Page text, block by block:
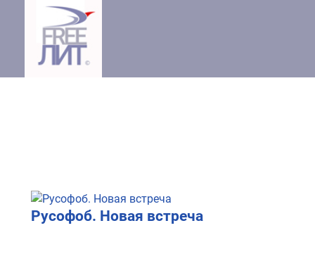
Русофоб. Новая встреча